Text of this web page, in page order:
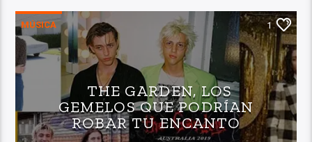
MÚSICA 1
THE GARDEN, LOS
GEMELOS QUE PODRÍAN
ROBAR TU ENCANTO